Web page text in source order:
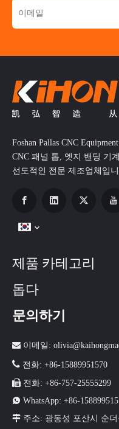
Foshan Pallas CNC
CNC 패널 톱, 엣지 밴딩 기
선도적인 전문 제조업체입
제품 카테고리
돕다
문의하기
 이메일:
 전화: +86-15889951570
 전화: +86-757-25555299
 WhatsApp: +86-
 주소: 광동성 포산시 순